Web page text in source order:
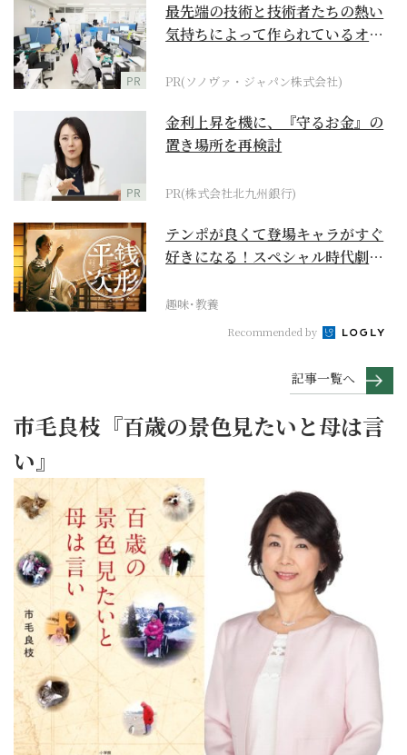
PR
最先端の技術と技術者たちの熱い
気持ちによって作られているオー
PR(ソノヴァ・ジャパン株式会社)
PR
金利上昇を機に、『守るお金』の
置き場所を再検討
PR(株式会社北九州銀行)
テンポが良くて登場キャラがすぐ
好きになる！スペシャル時代劇
趣味･教養
Recommended by
記事一覧へ
市毛良枝『百歳の景色見たいと母は言
い』